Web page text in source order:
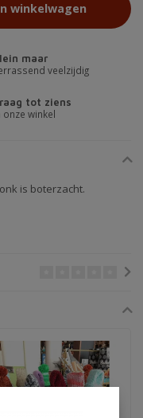
winkelwagen
maar
veelzijdig
tot ziens
onze winkel
is boterzacht.